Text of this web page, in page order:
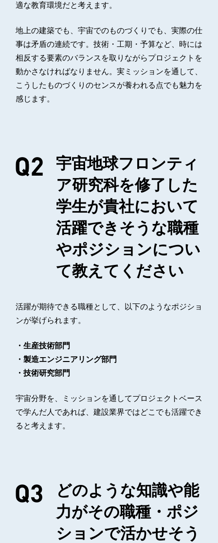
適な教育環境だと考えます。
地上の建築でも、宇宙でのものづくりでも、実際の仕
事は矛盾の連続です。技術・工期・予算など、時には
相反する要素のバランスを取りながらプロジェクトを
動かさなければなりません。実ミッションを通して、
こうしたものづくりのセンスが養われる点でも魅力を
感じます。
宇宙地球フロンティ
ア研究科を修了した
学生が貴社において
活躍できそうな職種
やポジションについ
て教えてください
活躍が期待できる職種として、以下のようなポジショ
ンが挙げられます。
・生産技術部門
・製造エンジニアリング部門
・技術研究部門
宇宙分野を、ミッションを通してプロジェクトベース
で学んだ人であれば、建設業界ではどこでも活躍でき
ると考えます。
どのような知識や能
力がその職種・ポジ
ションで活かせそう